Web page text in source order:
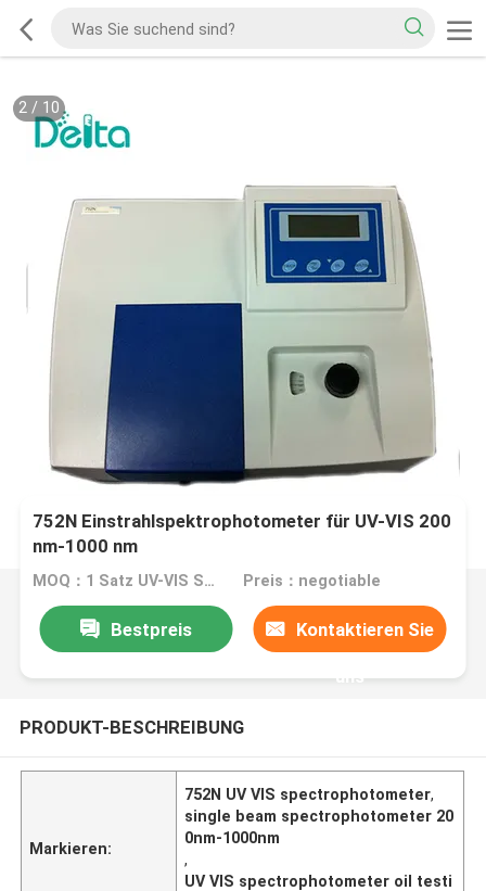
2/ 10
752N Einstrahlspektrophotometer für UV-VIS 200
nm-1000 nm
MOQ：1 Satz UV-VIS Spectrophotometer Preis：negotiable
Bestpreis Kontaktieren Sie
uns
PRODUKT-BESCHREIBUNG
Markieren:
752N UV VIS spectrophotometer,
single beam spectrophotometer 20
0nm-1000nm
,
UV VIS spectrophotometer oil testi